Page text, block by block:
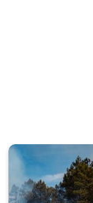
Qualidade do Ar.